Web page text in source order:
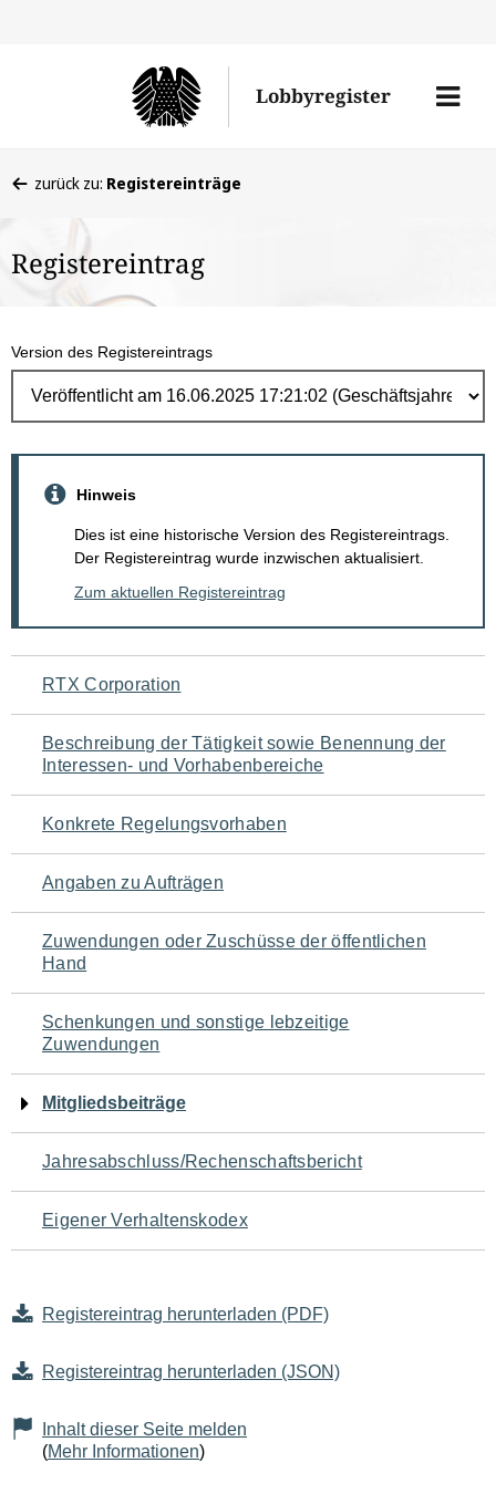
Lobbyregister
Menü
befinden
hier:
zurück zu: Registereinträge
Registereintrag
Version des Registereintrags
Hinweis
Dies ist eine historische Version des Registereintrags.
Der Registereintrag wurde inzwischen aktualisiert.
Zum aktuellen Registereintrag
Navigation
für
den
Seiteninhalt
RTX Corporation
Beschreibung der Tätigkeit sowie Benennung der
Interessen- und Vorhabenbereiche
Konkrete Regelungsvorhaben
Angaben zu Aufträgen
Zuwendungen oder Zuschüsse der öffentlichen
Hand
Schenkungen und sonstige lebzeitige
Zuwendungen
Mitgliedsbeiträge
Jahresabschluss/Rechenschaftsbericht
Eigener Verhaltenskodex
Registereintrag herunterladen (PDF)
Registereintrag herunterladen (JSON)
Inhalt dieser Seite melden
(Mehr Informationen)